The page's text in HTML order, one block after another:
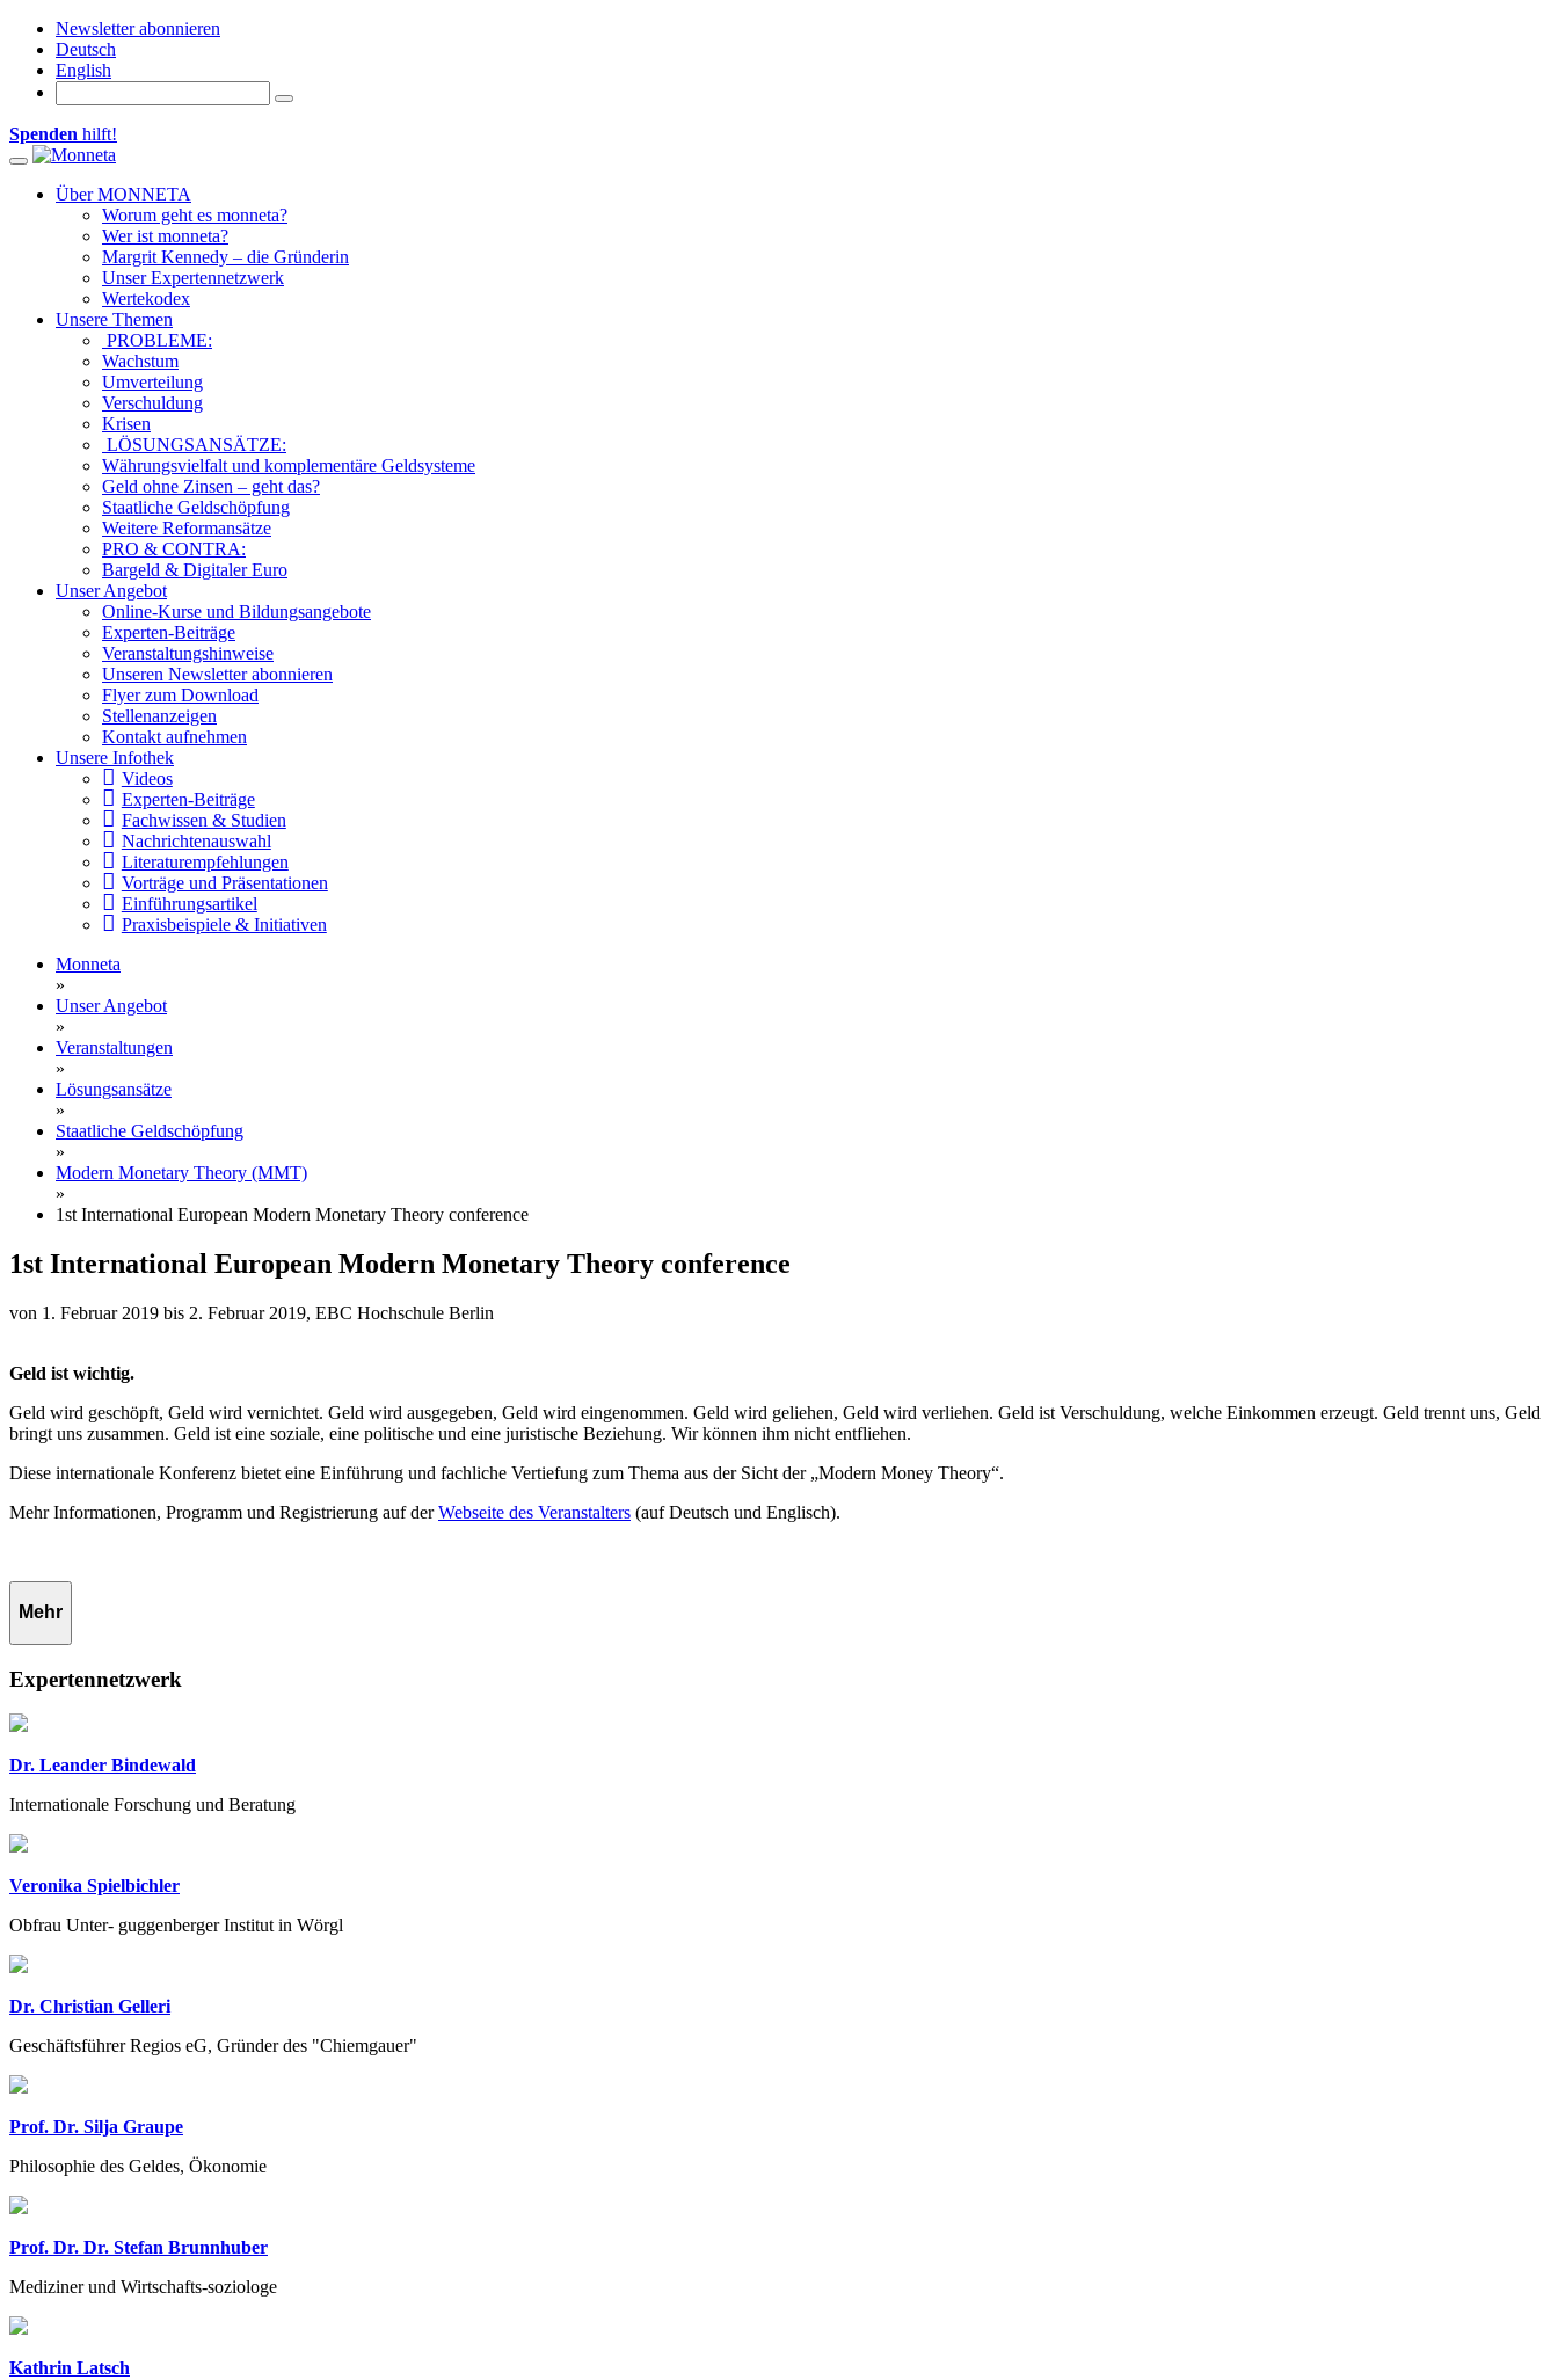
Newsletter abonnieren
Deutsch
English
Spenden hilft!
Toggle navigation
Über MONNETA
Worum geht es monneta?
Wer ist monneta?
Margrit Kennedy – die Gründerin
Unser Expertennetzwerk
Wertekodex
Unsere Themen
PROBLEME:
Wachstum
Umverteilung
Verschuldung
Krisen
LÖSUNGSANSÄTZE:
Währungsvielfalt und komplementäre Geldsysteme
Geld ohne Zinsen – geht das?
Staatliche Geldschöpfung
Weitere Reformansätze
PRO & CONTRA:
Bargeld & Digitaler Euro
Unser Angebot
Online-Kurse und Bildungsangebote
Experten-Beiträge
Veranstaltungshinweise
Unseren Newsletter abonnieren
Flyer zum Download
Stellenanzeigen
Kontakt aufnehmen
Unsere Infothek
Videos
Experten-Beiträge
Fachwissen & Studien
Nachrichtenauswahl
Literaturempfehlungen
Vorträge und Präsentationen
Einführungsartikel
Praxisbeispiele & Initiativen
Monneta
»
Unser Angebot
»
Veranstaltungen
»
Lösungsansätze
»
Staatliche Geldschöpfung
»
Modern Monetary Theory (MMT)
»
1st International European Modern Monetary Theory conference
1st International European Modern Monetary Theory conference
von 1. Februar 2019 bis 2. Februar 2019, EBC Hochschule Berlin
Geld ist wichtig.
Geld wird geschöpft, Geld wird vernichtet. Geld wird ausgegeben, Geld wird eingenommen. Geld wird geliehen, Geld wird verliehen. Geld ist Verschuldung, welche Einkommen erzeugt. Geld trennt uns, Geld
bringt uns zusammen. Geld ist eine soziale, eine politische und eine juristische Beziehung. Wir können ihm nicht entfliehen.
Diese internationale Konferenz bietet eine Einführung und fachliche Vertiefung zum Thema aus der Sicht der „Modern Money Theory“.
Mehr Informationen, Programm und Registrierung auf derWebseite des Veranstalters (auf Deutsch und Englisch).
Mehr
Expertennetzwerk
Dr. Leander Bindewald
Internationale Forschung und Beratung
Veronika Spielbichler
Obfrau Unter- guggenberger Institut in Wörgl
Dr. Christian Gelleri
Geschäftsführer Regios eG, Gründer des "Chiemgauer"
Prof. Dr. Silja Graupe
Philosophie des Geldes, Ökonomie
Prof. Dr. Dr. Stefan Brunnhuber
Mediziner und Wirtschafts-soziologe
Kathrin Latsch